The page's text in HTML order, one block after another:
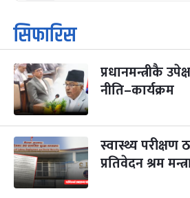
१
आइत
कार्तिक सङ्क्रान्ति
कार्तिक १, २०८३
३
मंगल
महानवमी
कार्तिक ३, २०८३-Oct 20, 2026
४
बुध कार्तिक ४, २०८३ Oct 21, 2026
५
बिहि
पापा‌ङ्कुशा एकादशी व्रत
कार्तिक ५, २०८३
सिफारिस
प्रधानमन्त्रीकै
नीति–कार्यक्रम
स्वास्थ्य
प्रतिवेदन श्रम